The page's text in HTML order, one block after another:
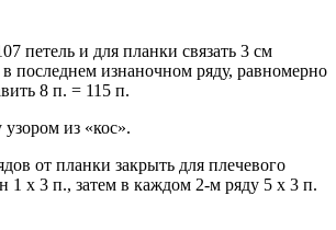
петель и для планки связать 3 см
последнем изнаночном ряду, равномерно
8 п. = 115 п.
из «кос».
от планки закрыть для плечевого
1 x 3 п., затем в каждом 2-м ряду 5 x 3 п.